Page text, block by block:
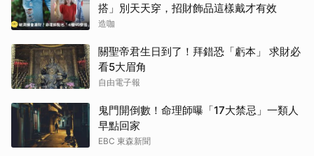
搭」別天天穿，招財飾品這樣戴才有效
造咖
關聖帝君生日到了！拜錯恐「虧本」 求財必
看5大眉角
自由電子報
鬼門開倒數！命理師曝「17大禁忌」一類人
早點回家
EBC 東森新聞